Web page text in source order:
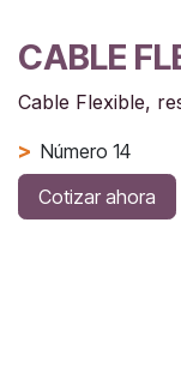
CABLE
Cable Flexible,
> Número 14
Cotizar ahora